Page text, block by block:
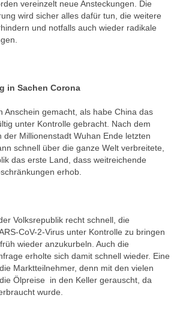
vereinzelt neue Ansteckungen. Die
wird sicher alles dafür tun, die weitere
und notfalls auch wieder radikale
in Sachen Corona
Anschein gemacht, als habe China das
unter Kontrolle gebracht. Nach dem
der Millionenstadt Wuhan Ende letzten
schnell über die ganze Welt verbreitete,
das erste Land, dass weitreichende
erhob.
Volksrepublik recht schnell, die
CoV-2-Virus unter Kontrolle zu bringen
wieder anzukurbeln. Auch die
erholte sich damit schnell wieder. Eine
Marktteilnehmer, denn mit den vielen
Ölpreise in den Keller gerauscht, da
wurde.